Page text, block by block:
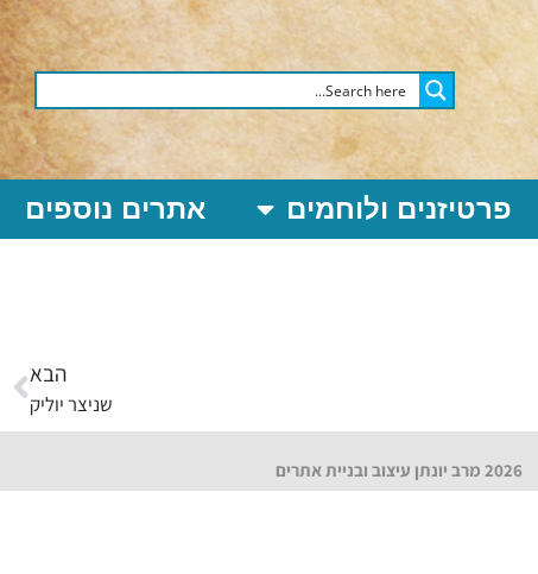
פרטיזנים ולוחמים אתרים נוספים
הבא
שניצר יוליק
2026 מרב יונתן עיצוב ובניית אתרים